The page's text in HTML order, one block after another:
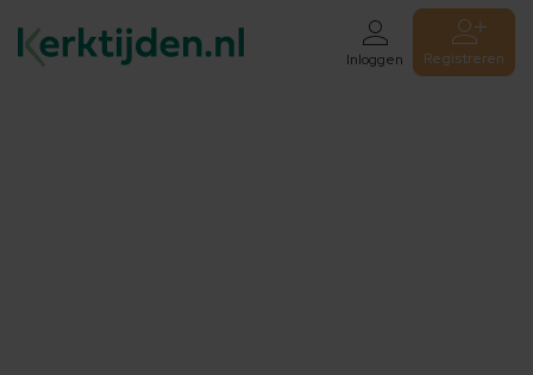
Inloggen Registreren